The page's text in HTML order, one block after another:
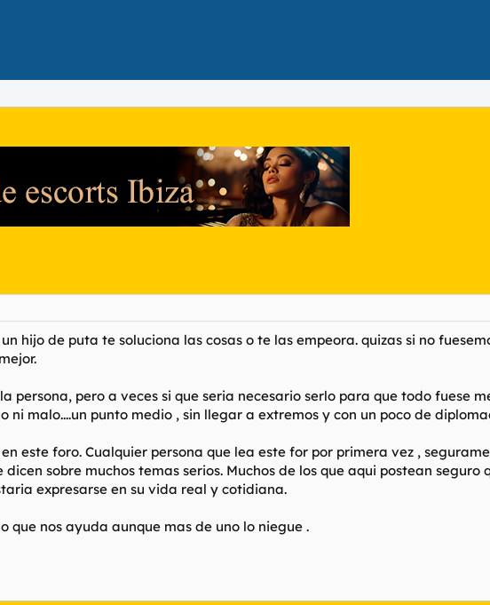
un hijo de puta te soluciona las cosas o te las empeora. quizas si no
persona, pero a veces si que seria necesario serlo para que todo fuese
ni malo....un punto medio , sin llegar a extremos y con un poco de
este foro. Cualquier persona que lea este for por primera vez ,
sobre muchos temas serios. Muchos de los que aqui postean
expresarse en su vida real y cotidiana.
que nos ayuda aunque mas de uno lo niegue .